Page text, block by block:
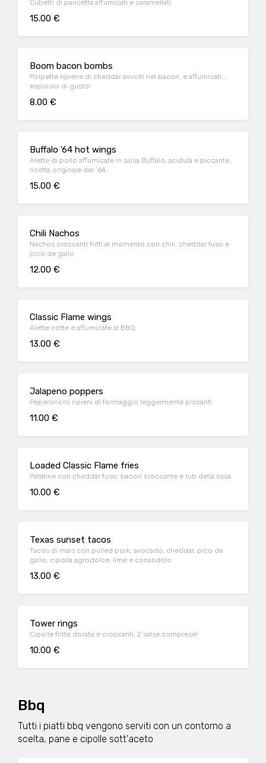
Cubetti di pancetta affumicati e caramellati
15.00 €
Boom bacon bombs
Polpette ripiene di cheddar avvolti nel bacon, e affumicati....
esplosivi di gusto!
8.00 €
Buffalo '64 hot wings
Alette di pollo affumicate in salsa Buffalo, acidula e piccante,
ricetta originale del ’64.
15.00 €
Chili Nachos
Nachos croccanti fritti al momento con chili, cheddar fuso e
pico de gallo
12.00 €
Classic Flame wings
Alette cotte e affumicate al BBQ
13.00 €
Jalapeno poppers
Peperoncini ripieni di formaggio leggermente piccanti
11.00 €
Loaded Classic Flame fries
Patatine con cheddar fuso, bacon croccante e rub della casa.
10.00 €
Texas sunset tacos
Tacos di mais con pulled pork, avocado, cheddar, pico de
gallo, cipolla agrodolce, lime e coriandolo
13.00 €
Tower rings
Cipolle fritte dorate e croccanti. 2 salse comprese!
10.00 €
Bbq
Tutti i piatti bbq vengono serviti con un contorno a
scelta, pane e cipolle sott'aceto